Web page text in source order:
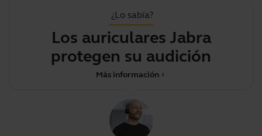
¿Lo sabía?
Los auriculares Jabra
protegen su audición
chevron_right
Más información